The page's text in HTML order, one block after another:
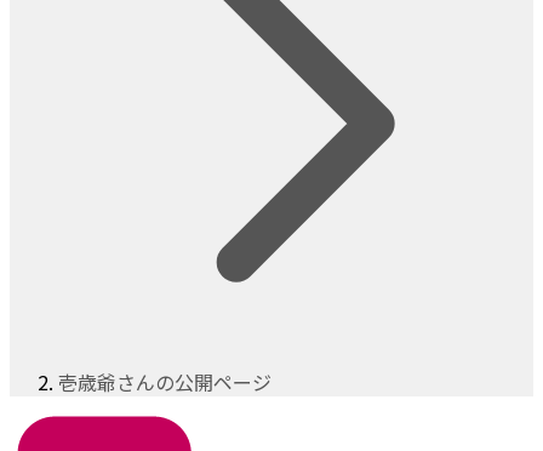
壱歳爺さんの公開ページ